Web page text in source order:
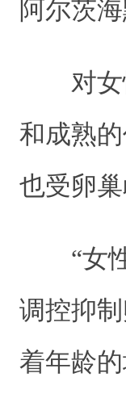
阿尔茨海
对女性
和成熟
也受卵
“女性
调控抑
着年龄